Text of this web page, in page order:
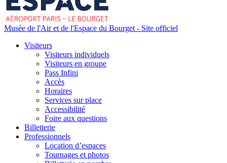
Musée de l'Air et de l'Espace du Bourget - Site officiel
Visiteurs
Visiteurs individuels
Visiteurs en groupe
Pass Infini
Accès
Horaires
Services sur place
Accessibilité
Foire aux questions
Billetterie
Professionnels
Location d’espaces
Tournages et photos